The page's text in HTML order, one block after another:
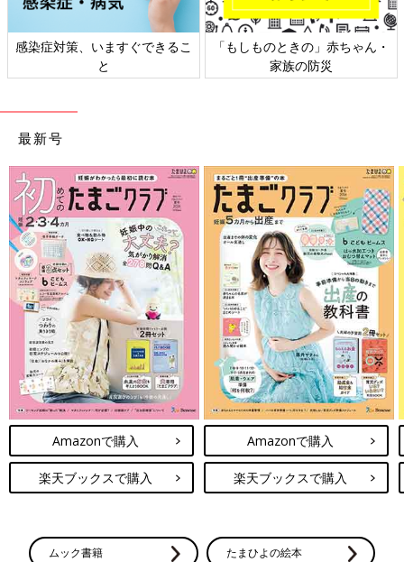
感染症対策、いますぐできるこ
と
「もしものときの」赤ちゃん・
家族の防災
最新号
Amazonで購入
楽天ブックスで購入
Amazonで購入
楽天ブックスで購入
ムック書籍 たまひよの絵本